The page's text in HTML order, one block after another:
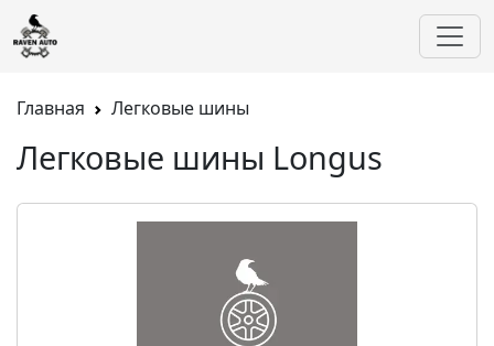
Главная Легковые шины
Легковые шины Longus